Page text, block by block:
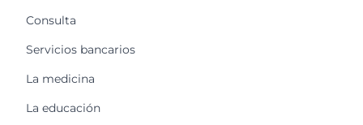
Consulta
Servicios bancarios
La medicina
La educación